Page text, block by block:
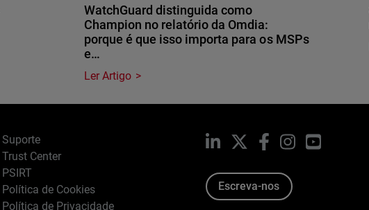
WatchGuard distinguida como
Champion no relatório da Omdia:
porque é que isso importa para os MSPs
e…
Ler Artigo
Suporte
Trust Center
PSIRT
Política de Cookies
Política de Privacidade
LinkedIn Facebook
InstagramYouTube
Escreva-nos